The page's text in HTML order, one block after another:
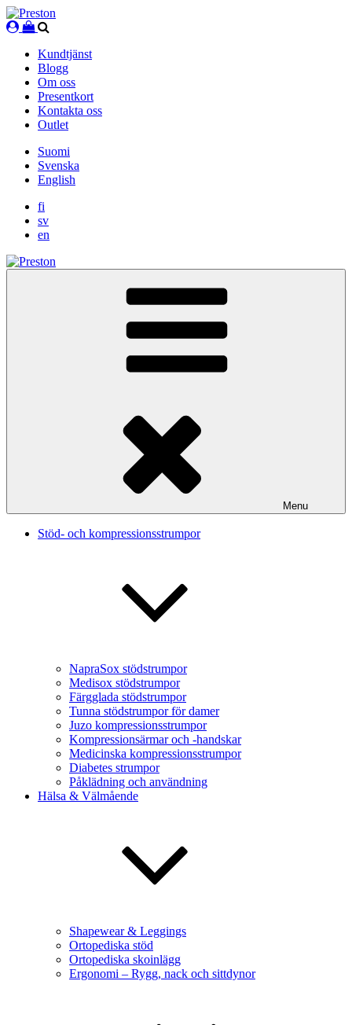
Skip
to
Kundtjänst
Blogg
Om oss
Presentkort
Kontakta oss
Outlet
Suomi
Svenska
English
fi
sv
en
Menu
Stöd- och kompressionsstrumpor
NapraSox stödstrumpor
Medisox stödstrumpor
Färgglada stödstrumpor
Tunna stödstrumpor för damer
Juzo kompressionsstrumpor
Kompressionsärmar och -handskar
Medicinska kompressionsstrumpor
Diabetes strumpor
Påklädning och användning
Hälsa & Välmående
Shapewear & Leggings
Ortopediska stöd
Ortopediska skoinlägg
Ergonomi – Rygg, nack och sittdynor